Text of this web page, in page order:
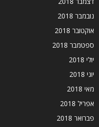
נובמבר 2018
אוקטובר 2018
ספטמבר 2018
יולי 2018
יוני 2018
מאי 2018
אפריל 2018
פברואר 2018